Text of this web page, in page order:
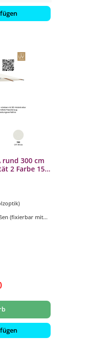
rund 300 cm
2 Farbe 158
(fixierbar mit